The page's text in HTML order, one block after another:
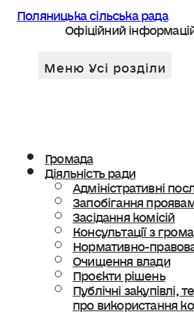
Поляницька сільська рада
Офіційний
Громада
Діяльність ради
Адміністративні
Запобігання
Засідання комісій
Консультації з
Нормативно-
Очищення влади
Проєкти рішень
Публічні закупівлі,
про використання